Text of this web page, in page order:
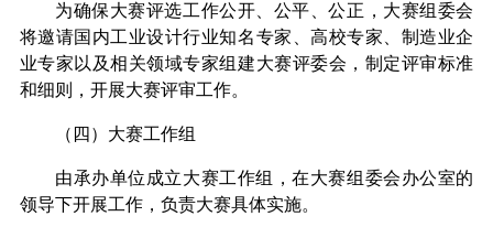
为确保大赛评选工作公开、公平、公正，大赛组委会
将邀请国内工业设计行业知名专家、高校专家、制造业企
业专家以及相关领域专家组建大赛评委会，制定评审标准
和细则，开展大赛评审工作。
（四）大赛工作组
由承办单位成立大赛工作组，在大赛组委会办公室的
领导下开展工作，负责大赛具体实施。